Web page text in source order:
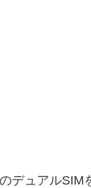
デュアルSIM